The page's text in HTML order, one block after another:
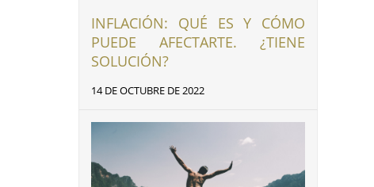
INFLACIÓN: QUÉ ES Y CÓMO
PUEDE AFECTARTE. ¿TIENE
SOLUCIÓN?
14 DE OCTUBRE DE 2022